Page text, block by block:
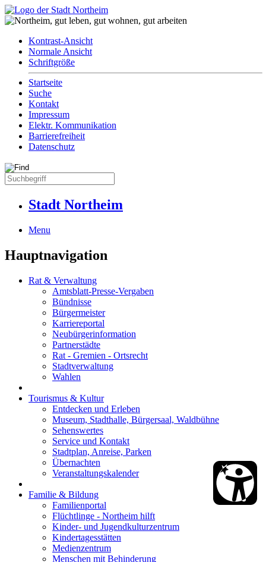
Kontrast-Ansicht
Normale Ansicht
Schriftgröße
Startseite
Suche
Kontakt
Impressum
Elektr. Kommunikation
Barrierefreiheit
Datenschutz
Stadt Northeim
Menu
Hauptnavigation
Rat & Verwaltung
Amtsblatt-Presse-Vergaben
Bündnisse
Bürgermeister
Karriereportal
Neubürgerinformation
Partnerstädte
Rat - Gremien - Ortsrecht
Stadtverwaltung
Wahlen
Tourismus & Kultur
Entdecken und Erleben
Museum, Stadthalle, Bürgersaal, Waldbühne
Sehenswertes
Service und Kontakt
Stadtplan, Anreise, Parken
Übernachten
Veranstaltungskalender
Familie & Bildung
Familienportal
Flüchtlinge - Northeim hilft
Kinder- und Jugendkulturzentrum
Kindertagesstätten
Medienzentrum
Menschen mit Behinderung